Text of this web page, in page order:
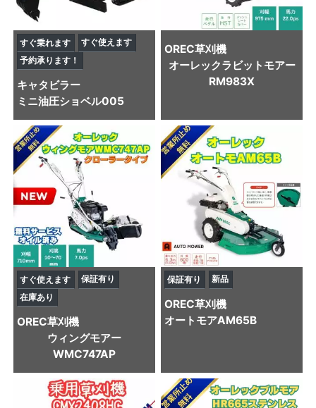
すぐ乗れます
すぐ使えます
予約承ります！
キャタビラー
ミニ油圧ショベル005
OREC草刈機
オーレックラビットモアー
RM983X
すぐ使えます
保証有り
在庫あり
OREC草刈機
ウィングモアー
WMC747AP
保証有り 新品
OREC草刈機
オートモアAM65B